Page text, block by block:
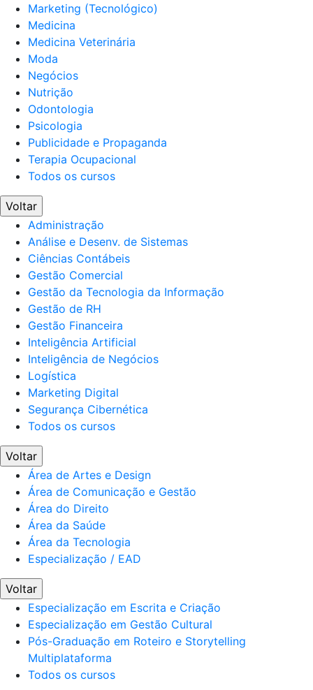
Marketing (Tecnológico)
Medicina
Medicina Veterinária
Moda
Negócios
Nutrição
Odontologia
Psicologia
Publicidade e Propaganda
Terapia Ocupacional
Todos os cursos
Voltar
Administração
Análise e Desenv. de Sistemas
Ciências Contábeis
Gestão Comercial
Gestão da Tecnologia da Informação
Gestão de RH
Gestão Financeira
Inteligência Artificial
Inteligência de Negócios
Logística
Marketing Digital
Segurança Cibernética
Todos os cursos
Voltar
Área de Artes e Design
Área de Comunicação e Gestão
Área do Direito
Área da Saúde
Área da Tecnologia
Especialização / EAD
Voltar
Especialização em Escrita e Criação
Especialização em Gestão Cultural
Pós-Graduação em Roteiro e Storytelling
Multiplataforma
Todos os cursos